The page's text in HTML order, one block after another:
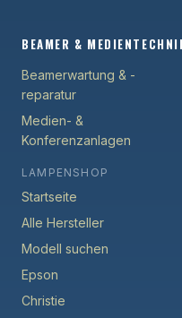
BEAMER &
Beamerwartung & -
reparatur
Medien- &
Konferenzanlagen
LAMPENSHOP
Startseite
Alle Hersteller
Modell suchen
Epson
Christie